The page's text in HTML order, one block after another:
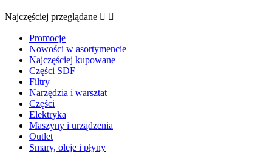
Najczęściej przeglądane  
Promocje
Nowości w asortymencie
Najczęściej kupowane
Części SDF
Filtry
Narzędzia i warsztat
Części
Elektryka
Maszyny i urządzenia
Outlet
Smary, oleje i płyny